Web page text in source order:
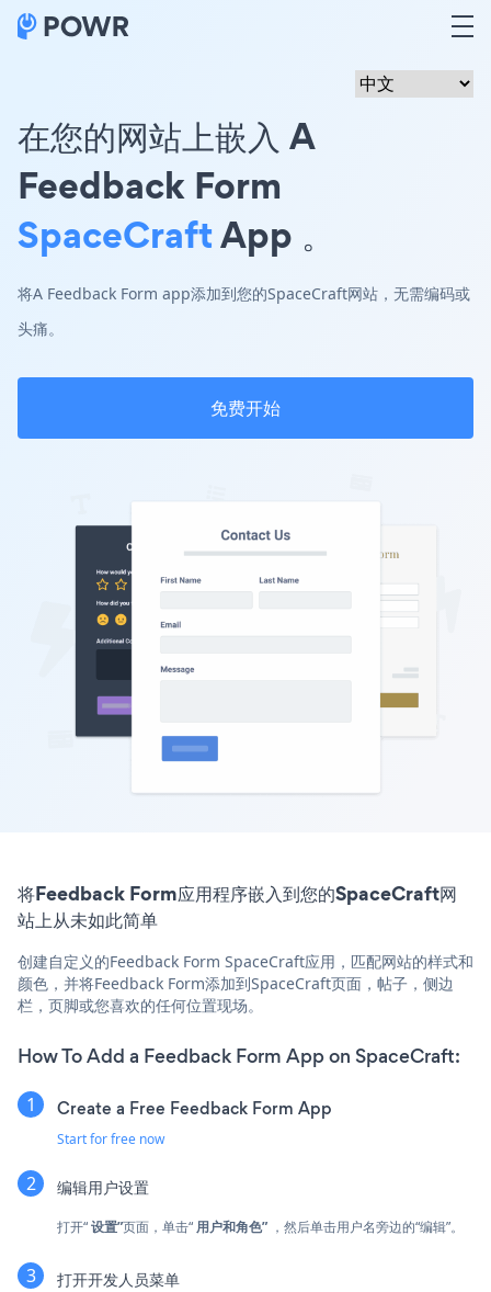
在您的网站上嵌入 A
Feedback Form
SpaceCraftApp 。
将A Feedback Form app添加到您的SpaceCraft网站，无需编码或
头痛。
免费开始
将Feedback Form应用程序嵌入到您的SpaceCraft网
站上从未如此简单
创建自定义的Feedback Form SpaceCraft应用，匹配网站的样式和
颜色，并将Feedback Form添加到SpaceCraft页面，帖子，侧边
栏，页脚或您喜欢的任何位置现场。
How To Add a Feedback Form App on SpaceCraft:
Create a Free Feedback Form App
Start for free now
编辑用户设置
打开“设置”页面，单击“ 用户和角色” ，然后单击用户名旁边的“编辑”。
打开开发人员菜单